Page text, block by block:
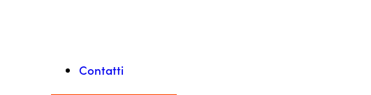
Contatti